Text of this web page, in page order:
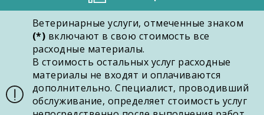
Ветеринарные услуги, отмеченные знаком
(*) включают в свою стоимость все
расходные материалы.
В стоимость остальных услуг расходные
материалы не входят и оплачиваются
дополнительно. Специалист, проводивший
обслуживание, определяет стоимость услуг